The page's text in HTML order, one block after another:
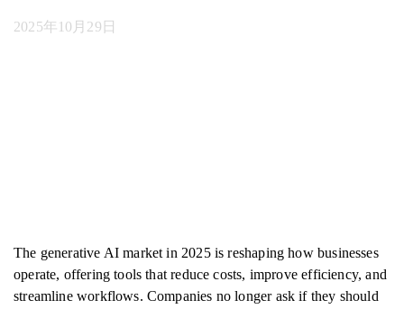
2025年10月29日
The generative AI market in 2025 is reshaping how businesses
operate, offering tools that reduce costs, improve efficiency, and
streamline workflows. Companies no longer ask if they should